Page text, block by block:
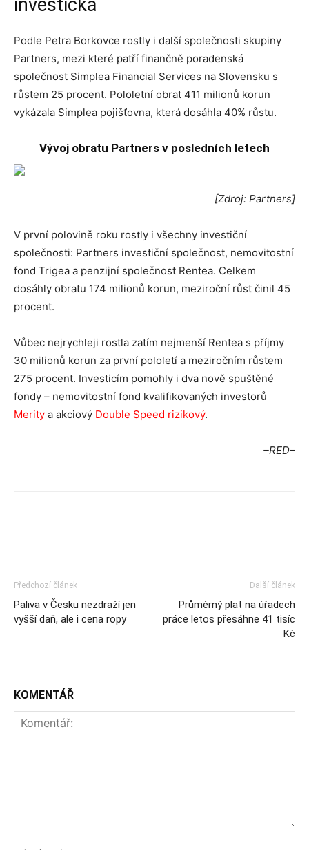
investička
Podle Petra Borkovce rostly i další společnosti skupiny
Partners, mezi které patří finančně poradenská
společnost Simplea Financial Services na Slovensku s
růstem 25 procent. Pololetní obrat 411 milionů korun
vykázala Simplea pojišťovna, která dosáhla 40% růstu.
Vývoj obratu Partners v posledních letech
[Zdroj: Partners]
V první polovině roku rostly i všechny investiční
společnosti: Partners investiční společnost, nemovitostní
fond Trigea a penzijní společnost Rentea. Celkem
dosáhly obratu 174 milionů korun, meziroční růst činil 45
procent.
Vůbec nejrychleji rostla zatím nejmenší Rentea s příjmy
30 milionů korun za první pololetí a meziročním růstem
275 procent. Investicím pomohly i dva nově spuštěné
fondy – nemovitostní fond kvalifikovaných investorů
Merity a akciový Double Speed rizikový.
–RED–
Předchozí článek
Paliva v Česku nezdraží jen
vyšší daň, ale i cena ropy
Další článek
Průměrný plat na úřadech
práce letos přesáhne 41 tisíc
Kč
KOMENTÁŘ